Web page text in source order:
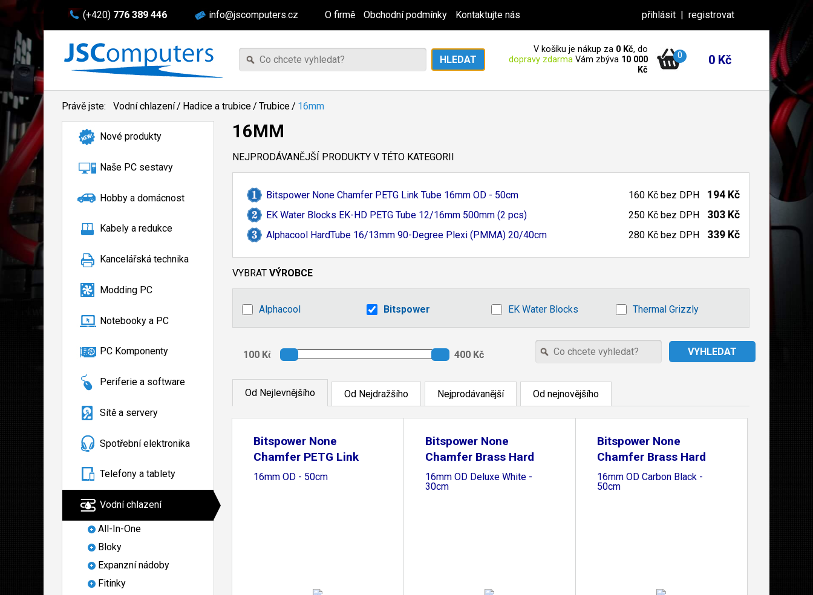
(+420) 776 389 446 info@jscomputers.cz O firmě Obchodní podmínky Kontaktujte nás přihlásit | registrovat
V košíku je nákup za 0 Kč, do
dopravy zdarma Vám zbýva 10 000
Kč
0 0 Kč
Právě jste: Vodní chlazení/ Hadice a trubice/ Trubice/ 16mm
Nové produkty
Naše PC sestavy
Hobby a domácnost
Kabely a redukce
Kancelářská technika
Modding PC
Notebooky a PC
PC Komponenty
Periferie a software
Sítě a servery
Spotřební elektronika
Telefony a tablety
Vodní chlazení
All-In-One
Bloky
Expanzní nádoby
Fitinky
16MM
NEJPRODÁVANĚJŠÍ PRODUKTY V TÉTO KATEGORII
Bitspower None Chamfer PETG Link Tube 16mm OD - 50cm 160 Kč bez DPH 194 Kč
EK Water Blocks EK-HD PETG Tube 12/16mm 500mm (2 pcs) 250 Kč bez DPH 303 Kč
Alphacool HardTube 16/13mm 90-Degree Plexi (PMMA) 20/40cm 280 Kč bez DPH 339 Kč
VYBRAT VÝROBCE
Alphacool Bitspower EK Water Blocks Thermal Grizzly
Od Nejlevnějšího Od Nejdražšího Nejprodávanější Od nejnovějšího
Bitspower None
Chamfer PETG Link
Tube
16mm OD - 50cm
Bitspower None
Chamfer Brass Hard
Tubing
16mm OD Deluxe White -
30cm
Bitspower None
Chamfer Brass Hard
Tubing
16mm OD Carbon Black -
50cm